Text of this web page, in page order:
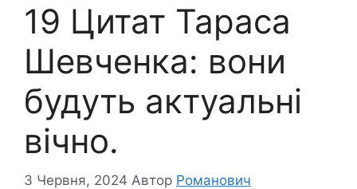
19 Цитат Тараса
Шевченка: вони
будуть актуальні
вічно.
3 Червня, 2024 Автор Романович